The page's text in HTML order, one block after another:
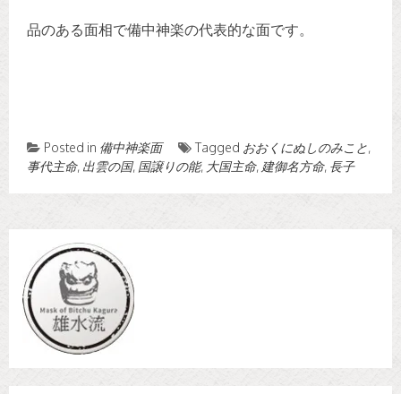
品のある面相で備中神楽の代表的な面です。
Posted in 備中神楽面 Tagged おおくにぬしのみこと,
事代主命, 出雲の国, 国譲りの能, 大国主命, 建御名方命, 長子